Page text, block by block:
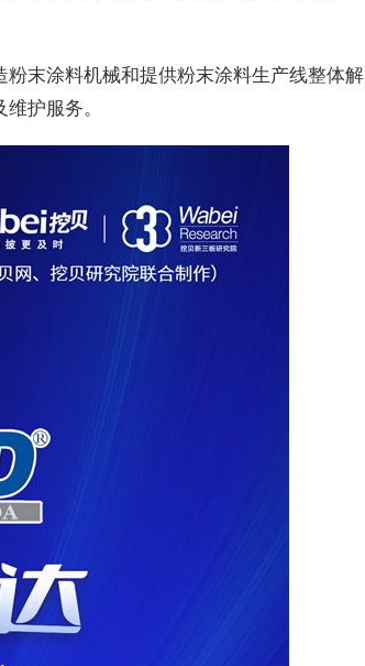
末涂料机械和提供粉末涂料生产线整体解
护服务。